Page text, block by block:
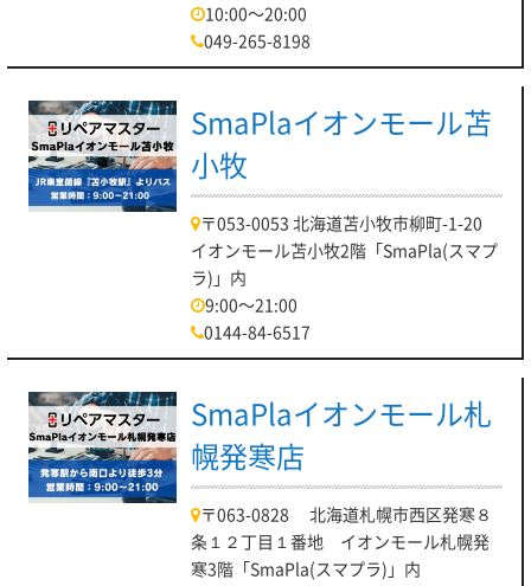
10:00～20:00
049-265-8198
SmaPlaイオンモール苫
小牧
〒053-0053 北海道苫小牧市柳町-1-20
イオンモール苫小牧2階「SmaPla(スマプ
ラ)」内
9:00～21:00
0144-84-6517
SmaPlaイオンモール札
幌発寒店
〒063-0828 北海道札幌市西区発寒８
条１２丁目１番地 イオンモール札幌発
寒3階「SmaPla(スマプラ)」内